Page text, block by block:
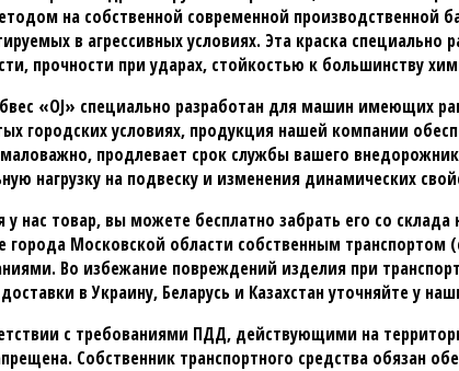
на собственной современной производственной
в агрессивных условиях. Эта краска
прочности при ударах, стойкостью к большинству
«OJ» специально разработан для машин имеющих
городских условиях, продукция нашей компании
продлевает срок службы вашего
нагрузку на подвеску и изменения динамических
у нас товар, вы можете бесплатно забрать его со
города Московской области собственным транспортом
Во избежание повреждений изделия при
в Украину, Беларусь и Казахстан уточняйте у
с требованиями ПДД, действующими на
Собственник транспортного средства обязан